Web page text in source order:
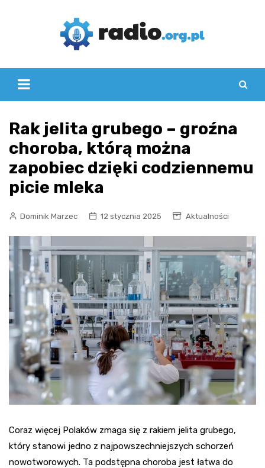
Rak jelita grubego – groźna
choroba, którą można
zapobiec dzięki codziennemu
picie mleka
Dominik Marzec 12 stycznia 2025 Aktualności
Coraz więcej Polaków zmaga się z rakiem jelita grubego,
który stanowi jedno z najpowszechniejszych schorzeń
nowotworowych. Ta podstępna choroba jest łatwa do